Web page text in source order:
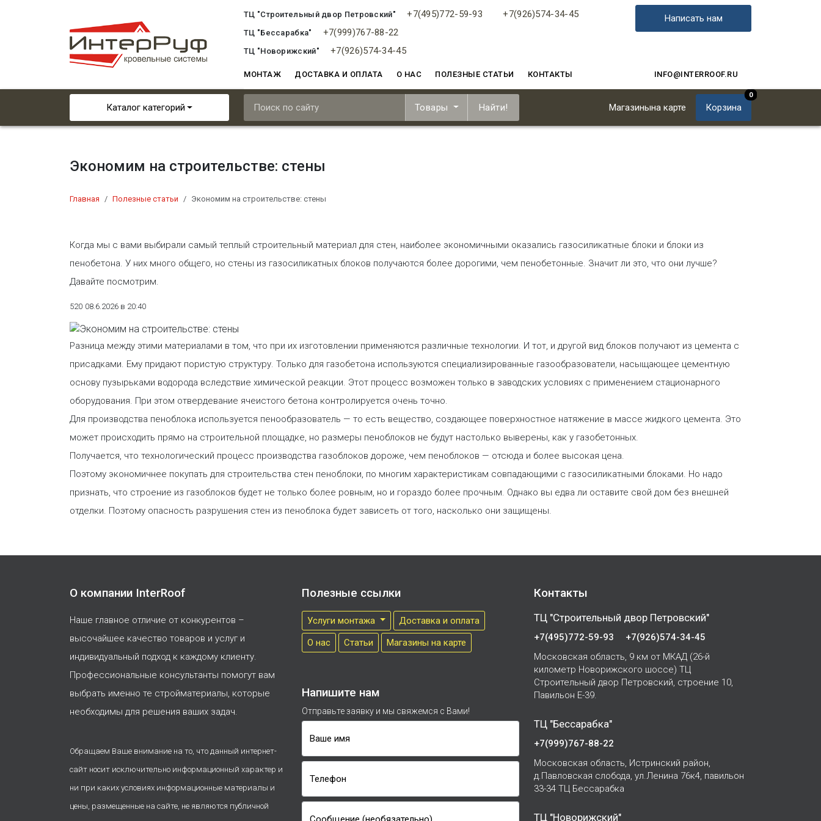
ТЦ "Строительный двор Петровский" +7(495)772-59-93 +7(926)574-34-45
ТЦ "Бессарабка" +7(999)767-88-22
ТЦ "Новорижский" +7(926)574-34-45
Написать нам
МОНТАЖ ДОСТАВКА И ОПЛАТА О НАС ПОЛЕЗНЫЕ СТАТЬИ КОНТАКТЫ INFO@INTERROOF.RU
Каталог категорий Товары Найти! Магазинына карте Корзина
0
Экономим на строительстве: стены
Главная Полезные статьи Экономим на строительстве: стены
​Когда мы с вами выбирали самый теплый строительный материал для стен, наиболее экономичными оказались газосиликатные блоки и блоки из
пенобетона. У них много общего, но стены из газосиликатных блоков получаются более дорогими, чем пенобетонные. Значит ли это, что они лучше?
Давайте посмотрим.
520 08.6.2026 в 20:40
Разница между этими материалами в том, что при их изготовлении применяются различные технологии. И тот, и другой вид блоков получают из цемента с
присадками. Ему придают пористую структуру. Только для газобетона используются специализированные газообразователи, насыщающее цементную
основу пузырьками водорода вследствие химической реакции. Этот процесс возможен только в заводских условиях с применением стационарного
оборудования. При этом отвердевание ячеистого бетона контролируется очень точно.
Для производства пеноблока используется пенообразователь — то есть вещество, создающее поверхностное натяжение в массе жидкого цемента. Это
может происходить прямо на строительной площадке, но размеры пеноблоков не будут настолько выверены, как у газобетонных.
Получается, что технологический процесс производства газоблоков дороже, чем пеноблоков — отсюда и более высокая цена.
Поэтому экономичнее покупать для строительства стен пеноблоки, по многим характеристикам совпадающими с газосиликатными блоками. Но надо
признать, что строение из газоблоков будет не только более ровным, но и гораздо более прочным. Однако вы едва ли оставите свой дом без внешней
отделки. Поэтому опасность разрушения стен из пеноблока будет зависеть от того, насколько они защищены.
О компании InterRoof
Наше главное отличие от конкурентов –
высочайшее качество товаров и услуг и
индивидуальный подход к каждому клиенту.
Профессиональные консультанты помогут вам
выбрать именно те стройматериалы, которые
необходимы для решения ваших задач.
Обращаем Ваше внимание на то, что данный интернет-
сайт носит исключительно информационный характер и
ни при каких условиях информационные материалы и
цены, размещенные на сайте, не являются публичной
Полезные ссылки
Услуги монтажа
Доставка и оплата
О нас
Cтатьи Магазины на карте
Напишите нам
Отправьте заявку и мы свяжемся с Вами!
Ваше имя
Телефон
Контакты
ТЦ "Строительный двор Петровский"
+7(495)772-59-93
+7(926)574-34-45
Московская область, 9 км от МКАД (26-й
километр Новорижского шоссе) ТЦ
Строительный двор Петровский, строение 10,
Павильон Е-39.
ТЦ "Бессарабка"
+7(999)767-88-22
Московская область, Истринский район,
д.Павловская слобода, ул.Ленина 76к4, павильон
33-34 ТЦ Бессарабка
ТЦ "Новорижский"